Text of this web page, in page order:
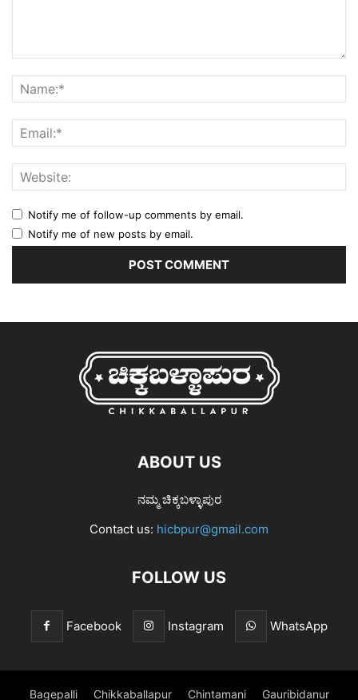
Notify me of follow-up comments by email.
Notify me of new posts by email.
ABOUT US
ನಮ್ಮ ಚಿಕ್ಕಬಳ್ಳಾಪುರ
Contact us: hicbpur@gmail.com
FOLLOW US
Facebook Instagram WhatsApp
Bagepalli Chikkaballapur Chintamani Gauribidanur